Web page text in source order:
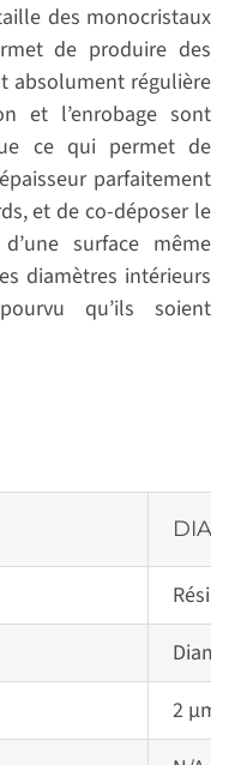
des monocristaux
de produire des
absolument régulière
et l’enrobage sont
ce qui permet de
parfaitement
et de co-déposer le
surface même
diamètres intérieurs
qu’ils soient
2 µm